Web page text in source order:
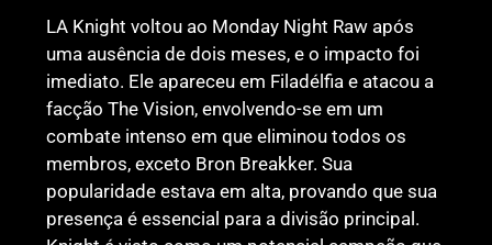
LA Knight voltou ao Monday Night Raw após
uma ausência de dois meses, e o impacto foi
imediato. Ele apareceu em Filadélfia e atacou a
facção The Vision, envolvendo-se em um
combate intenso em que eliminou todos os
membros, exceto Bron Breakker. Sua
popularidade estava em alta, provando que sua
presença é essencial para a divisão principal.